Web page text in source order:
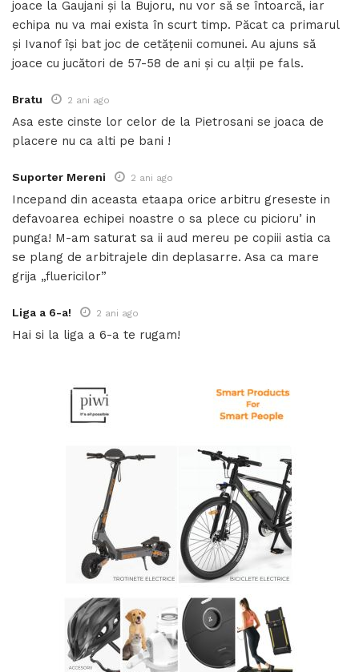
joace la Gaujani și la Bujoru, nu vor să se întoarcă, iar
echipa nu va mai exista în scurt timp. Păcat ca primarul
și Ivanof își bat joc de cetățenii comunei. Au ajuns să
joace cu jucători de 57-58 de ani și cu alții pe fals.
Bratu 2 ani ago
Asa este cinste lor celor de la Pietrosani se joaca de
placere nu ca alti pe bani !
Suporter Mereni 2 ani ago
Incepand din aceasta etaapa orice arbitru greseste in
defavoarea echipei noastre o sa plece cu picioru’ in
punga! M-am saturat sa ii aud mereu pe copiii astia ca
se plang de arbitrajele din deplasarre. Asa ca mare
grija „fluericilor”
Liga a 6-a! 2 ani ago
Hai si la liga a 6-a te rugam!